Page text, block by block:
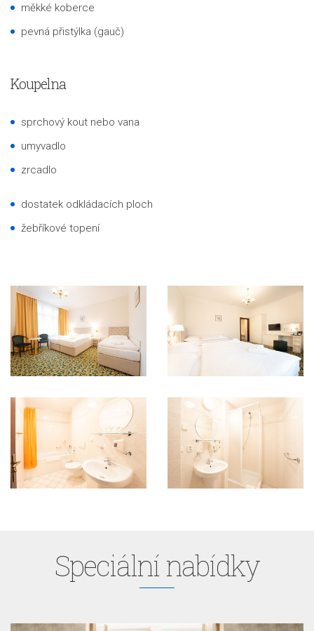
měkké koberce
pevná přistýlka (gauč)
Koupelna
sprchový kout nebo vana
umyvadlo
zrcadlo
dostatek odkládacích ploch
žebříkové topení
Speciální nabídky